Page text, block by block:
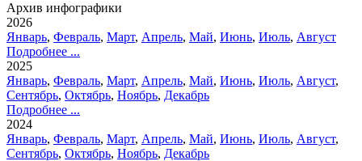
Архив инфографики
2026
Январь, Февраль, Март, Апрель, Май, Июнь, Июль, Август
Подробнее ...
2025
Январь, Февраль, Март, Апрель, Май, Июнь, Июль, Август,
Сентябрь, Октябрь, Ноябрь, Декабрь
Подробнее ...
2024
Январь, Февраль, Март, Апрель, Май, Июнь, Июль, Август,
Сентябрь, Октябрь, Ноябрь, Декабрь